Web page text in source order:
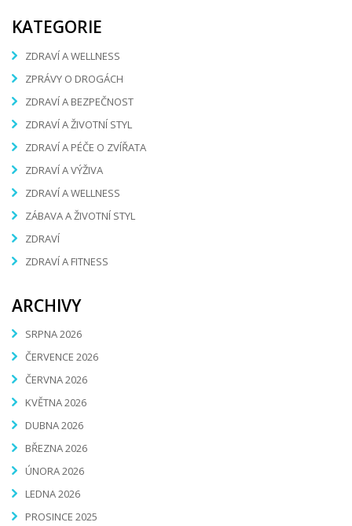
KATEGORIE
ZDRAVÍ A WELLNESS
ZPRÁVY O DROGÁCH
ZDRAVÍ A BEZPEČNOST
ZDRAVÍ A ŽIVOTNÍ STYL
ZDRAVÍ A PÉČE O ZVÍŘATA
ZDRAVÍ A VÝŽIVA
ZDRAVÍ A WELLNESS
ZÁBAVA A ŽIVOTNÍ STYL
ZDRAVÍ
ZDRAVÍ A FITNESS
ARCHIVY
SRPNA 2026
ČERVENCE 2026
ČERVNA 2026
KVĚTNA 2026
DUBNA 2026
BŘEZNA 2026
ÚNORA 2026
LEDNA 2026
PROSINCE 2025